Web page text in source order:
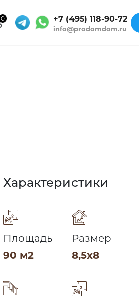
0 +7 (495) 118-90-72
info@prodomdom.ru
Характеристики
Площадь
90 м2
Размер
8,5х8